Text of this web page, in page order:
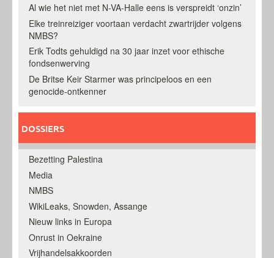
Al wie het niet met N-VA-Halle eens is verspreidt ‘onzin’
Elke treinreiziger voortaan verdacht zwartrijder volgens
NMBS?
Erik Todts gehuldigd na 30 jaar inzet voor ethische
fondsenwerving
De Britse Keir Starmer was principeloos en een
genocide-ontkenner
DOSSIERS
Bezetting Palestina
Media
NMBS
WikiLeaks, Snowden, Assange
Nieuw links in Europa
Onrust in Oekraine
Vrijhandelsakkoorden